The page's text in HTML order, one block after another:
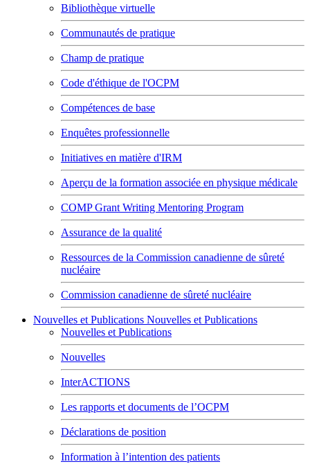
Bibliothèque virtuelle
Communautés de pratique
Champ de pratique
Code d'éthique de l'OCPM
Compétences de base
Enquêtes professionnelle
Initiatives en matière d'IRM
Aperçu de la formation associée en physique médicale
COMP Grant Writing Mentoring Program
Assurance de la qualité
Ressources de la Commission canadienne de sûreté
nucléaire
Commission canadienne de sûreté nucléaire
Nouvelles et Publications Nouvelles et Publications
Nouvelles et Publications
Nouvelles
InterACTIONS
Les rapports et documents de l’OCPM
Déclarations de position
Information à l’intention des patients